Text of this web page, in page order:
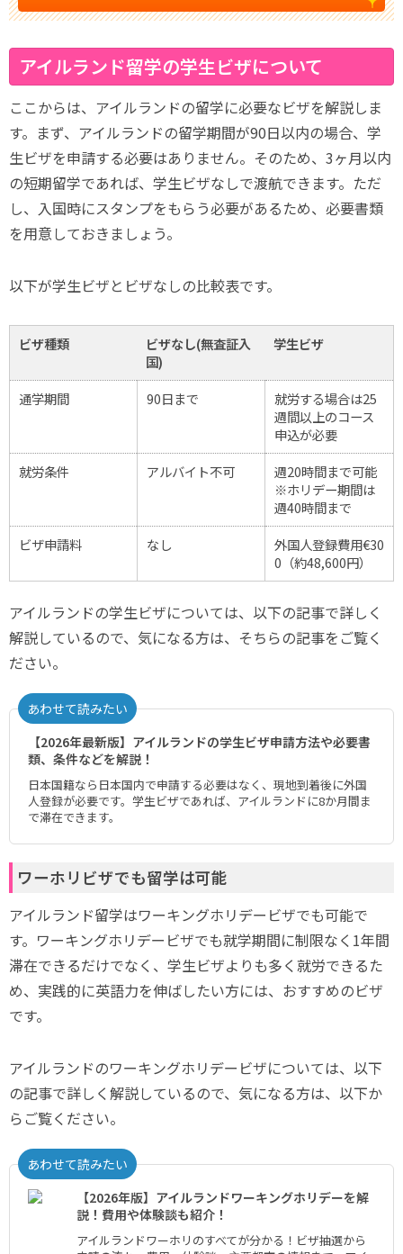
アイルランド留学の学生ビザについて
ここからは、アイルランドの留学に必要なビザを解説しま
す。まず、アイルランドの留学期間が90日以内の場合、学
生ビザを申請する必要はありません。そのため、3ヶ月以内
の短期留学であれば、学生ビザなしで渡航できます。ただ
し、入国時にスタンプをもらう必要があるため、必要書類
を用意しておきましょう。
以下が学生ビザとビザなしの比較表です。
ビザ種類
ビザなし(無査証入
国)
学生ビザ
通学期間 90日まで
就労する場合は25
週間以上のコース
申込が必要
就労条件
アルバイト不可
週20時間まで可能
※ホリデー期間は
週40時間まで
ビザ申請料
なし
外国人登録費用€30
0（約48,600円）
アイルランドの学生ビザについては、以下の記事で詳しく
解説しているので、気になる方は、そちらの記事をご覧く
ださい。
あわせて読みたい
【2026年最新版】アイルランドの学生ビザ申請方法や必要書
類、条件などを解説！
日本国籍なら日本国内で申請する必要はなく、現地到着後に外国
人登録が必要です。学生ビザであれば、アイルランドに8か月間ま
で滞在できます。
ワーホリビザでも留学は可能
アイルランド留学はワーキングホリデービザでも可能で
す。ワーキングホリデービザでも就学期間に制限なく1年間
滞在できるだけでなく、学生ビザよりも多く就労できるた
め、実践的に英語力を伸ばしたい方には、おすすめのビザ
です。
アイルランドのワーキングホリデービザについては、以下
の記事で詳しく解説しているので、気になる方は、以下か
らご覧ください。
あわせて読みたい
【2026年版】アイルランドワーキングホリデーを解
説！費用や体験談も紹介！
アイルランドワーホリのすべてが分かる！ビザ抽選から